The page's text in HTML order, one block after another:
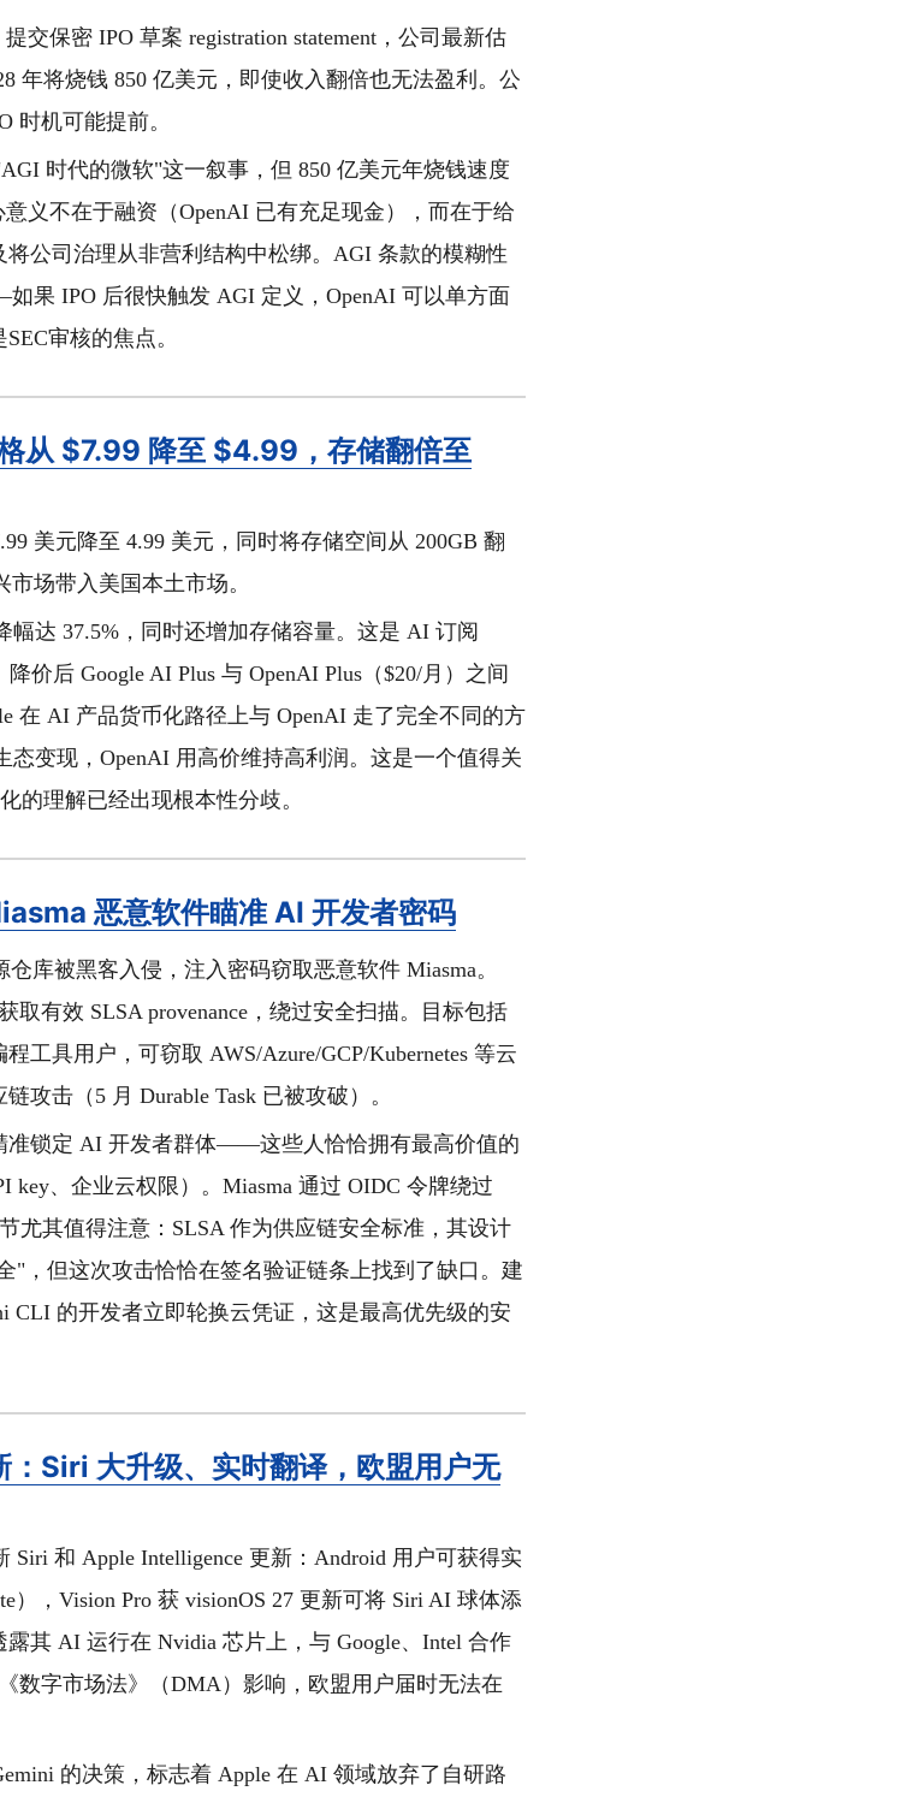
交保密 IPO 草案 registration statement，公司最新估
年将烧钱 850 亿美元，即使收入翻倍也无法盈利。公
时机可能提前。
时代的微软"这一叙事，但 850 亿美元年烧钱速度
义不在于融资（OpenAI 已有充足现金），而在于给
公司治理从非营利结构中松绑。AGI 条款的模糊性
果 IPO 后很快触发 AGI 定义，OpenAI 可以单方面
审核的焦点。
从 $7.99 降至 $4.99，存储翻倍至
美元降至 4.99 美元，同时将存储空间从 200GB 翻
场带入美国本土市场。
达 37.5%，同时还增加存储容量。这是 AI 订阅
价后 Google AI Plus 与 OpenAI Plus（$20/月）之间
在 AI 产品货币化路径上与 OpenAI 走了完全不同的方
态变现，OpenAI 用高价维持高利润。这是一个值得关
理解已经出现根本性分歧。
恶意软件瞄准 AI 开发者密码
仓库被黑客入侵，注入密码窃取恶意软件 Miasma。
取有效 SLSA provenance，绕过安全扫描。目标包括
工具用户，可窃取 AWS/Azure/GCP/Kubernetes 等云
攻击（5 月 Durable Task 已被攻破）。
准锁定 AI 开发者群体——这些人恰恰拥有最高价值的
key、企业云权限）。Miasma 通过 OIDC 令牌绕过
尤其值得注意：SLSA 作为供应链安全标准，其设计
"，但这次攻击恰恰在签名验证链条上找到了缺口。建
CLI 的开发者立即轮换云凭证，这是最高优先级的安
Siri 大升级、实时翻译，欧盟用户无
Siri 和 Apple Intelligence 更新：Android 用户可获得实
），Vision Pro 获 visionOS 27 更新可将 Siri AI 球体添
其 AI 运行在 Nvidia 芯片上，与 Google、Intel 合作
数字市场法》（DMA）影响，欧盟用户届时无法在
的决策，标志着 Apple 在 AI 领域放弃了自研路